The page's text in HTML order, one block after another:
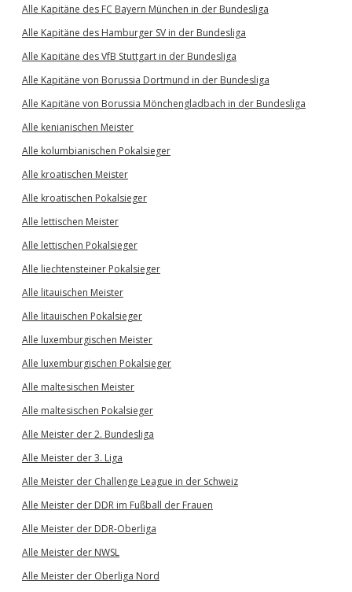
Alle Kapitäne des FC Bayern München in der Bundesliga
Alle Kapitäne des Hamburger SV in der Bundesliga
Alle Kapitäne des VfB Stuttgart in der Bundesliga
Alle Kapitäne von Borussia Dortmund in der Bundesliga
Alle Kapitäne von Borussia Mönchengladbach in der Bundesliga
Alle kenianischen Meister
Alle kolumbianischen Pokalsieger
Alle kroatischen Meister
Alle kroatischen Pokalsieger
Alle lettischen Meister
Alle lettischen Pokalsieger
Alle liechtensteiner Pokalsieger
Alle litauischen Meister
Alle litauischen Pokalsieger
Alle luxemburgischen Meister
Alle luxemburgischen Pokalsieger
Alle maltesischen Meister
Alle maltesischen Pokalsieger
Alle Meister der 2. Bundesliga
Alle Meister der 3. Liga
Alle Meister der Challenge League in der Schweiz
Alle Meister der DDR im Fußball der Frauen
Alle Meister der DDR-Oberliga
Alle Meister der NWSL
Alle Meister der Oberliga Nord